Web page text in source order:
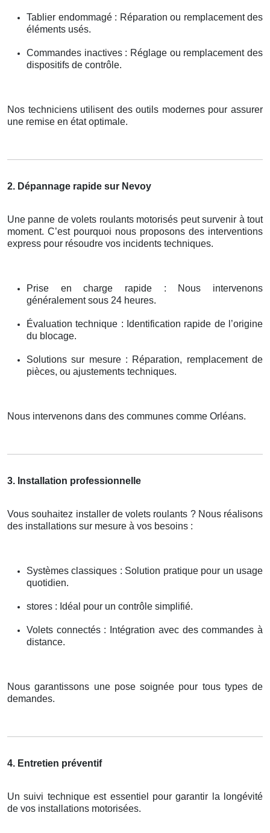
Tablier endommagé : Réparation ou remplacement des
éléments usés.
Commandes inactives : Réglage ou remplacement des
dispositifs de contrôle.
Nos techniciens utilisent des outils modernes pour assurer
une remise en état optimale.
2. Dépannage rapide sur Nevoy
Une panne de volets roulants motorisés peut survenir à tout
moment. C’est pourquoi nous proposons des interventions
express pour résoudre vos incidents techniques.
Prise en charge rapide : Nous intervenons
généralement sous 24 heures.
Évaluation technique : Identification rapide de l’origine
du blocage.
Solutions sur mesure : Réparation, remplacement de
pièces, ou ajustements techniques.
Nous intervenons dans des communes comme Orléans.
3. Installation professionnelle
Vous souhaitez installer de volets roulants ? Nous réalisons
des installations sur mesure à vos besoins :
Systèmes classiques : Solution pratique pour un usage
quotidien.
stores : Idéal pour un contrôle simplifié.
Volets connectés : Intégration avec des commandes à
distance.
Nous garantissons une pose soignée pour tous types de
demandes.
4. Entretien préventif
Un suivi technique est essentiel pour garantir la longévité
de vos installations motorisées.